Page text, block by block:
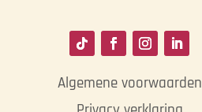
Algemene voorwaarden